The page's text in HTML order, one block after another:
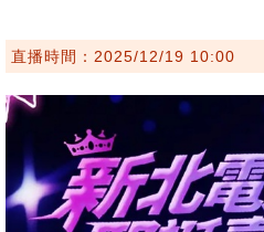
直播時間：2025/12/19 10:00